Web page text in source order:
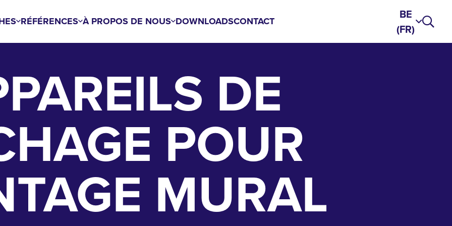
RÉFÉRENCES À PROPOS DE NOUS DOWNLOADSCONTACT
BE
(FR)
DE
POUR
MURAL